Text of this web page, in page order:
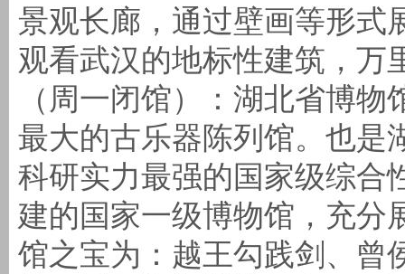
景观长廊，通过壁画等形式
观看武汉的地标性建筑，万
（周一闭馆）：湖北省博
最大的古乐器陈列馆。也是
科研实力最强的国家级综合
建的国家一级博物馆，充分
馆之宝为：越王勾践剑、曾